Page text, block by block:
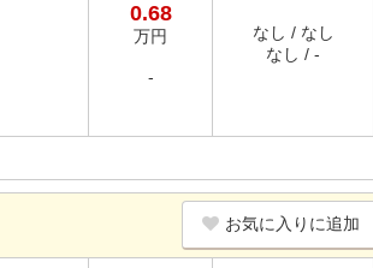
0.68
万円
-
なし / なし
なし / -
お気に入りに追加